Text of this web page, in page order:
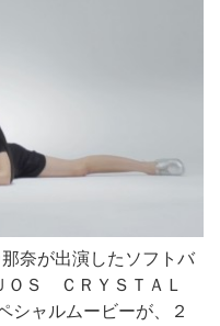
奈が出演したソフトバ
ＯＳ ＣＲＹＳＴＡＬ
シャルムービーが、２